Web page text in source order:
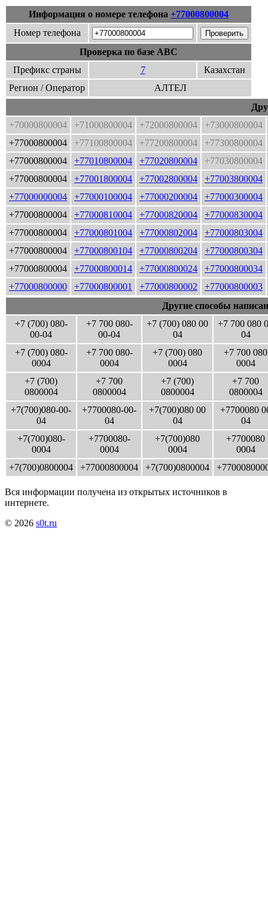
Информация о номере телефона +77000800004
Номер телефона
Проверка по базе ABC
Префикс страны
7
Казахстан
Регион / Оператор
АЛТЕЛ
+70000800004
+71000800004 +72000800004
+73000800004
+77000800004
+77100800004 +77200800004
+77300800004
+77000800004
+77010800004 +77020800004
+77030800004
+77000800004
+77001800004 +77002800004
+77003800004
+77000000004
+77000100004 +77000200004
+77000300004
+77000800004
+77000810004 +77000820004
+77000830004
+77000800004
+77000801004 +77000802004
+77000803004
+77000800004
+77000800104 +77000800204
+77000800304
+77000800004
+77000800014 +77000800024
+77000800034
+77000800000
+77000800001 +77000800002
+77000800003
Другие способы
+7 (700) 080-
00-04
+7 700 080-
00-04
+7 (700) 080 00
04
+7 700 080
04
+7 (700) 080-
0004
+7 700 080-
0004
+7 (700) 080
0004
+7 700 080
0004
+7 (700)
0800004
+7 700
0800004
+7 (700)
0800004
+7 700
0800004
+7(700)080-00-
04
+7700080-00-
04
+7(700)080 00
04
+7700080
04
+7(700)080-
0004
+7700080-
0004
+7(700)080
0004
+7700080
0004
+7(700)0800004
+77000800004 +7(700)0800004
Вся информации получена из открытых источников в
интернете.
© 2026 s0t.ru